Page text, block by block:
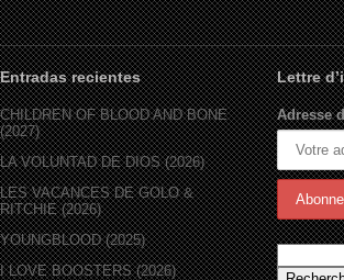
Entradas recientes
CHILDREN OF BLOOD AND BONE
(2027)
LA VOLUNTAD DE DIOS (2026)
LES VACANCES DE GOLO &
RITCHIE (2026)
YOUNGBLOOD (2025)
I LOVE BOOSTERS (2026)
Lettre
Adresse